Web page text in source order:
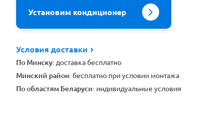
Установим кондиционер
Условия доставки
По Минску: доставка бесплатно
Минский район: бесплатно при условии монтажа
По областям Беларуси: индивидуальные условия